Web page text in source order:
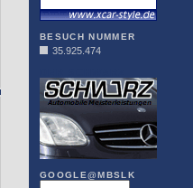
BESUCH NUMMER
35.925.474
GOOGLE@MBSLK